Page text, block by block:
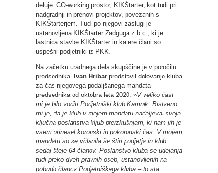
deluje CO-working prostor, KIKŠtarter, kot tudi pri
nadgradnji in prenovi projektov, povezanih s
KIKŠtarterjem. Tudi po njegovi zaslugi je
ustanovljena KIKŠtarter Zadguga z.b.o., ki je
lastnica stavbe KIKŠtarter in katere člani so
uspešni podjetniki iz PKK.
Na začetku uradnega dela skupščine je v poročilu
predsednika Ivan Hribar predstavil delovanje kluba
za čas njegovega podaljšanega mandata
predsednika od oktobra leta 2020: »V veliko čast
mi je bilo voditi Podjetniški klub Kamnik. Bistveno
mi je, da je klub v mojem mandatu nadaljeval svoja
ključna poslanstva kljub preizkušnjam, ki nam jih je
vsem prinesel koronski in pokoronski čas. V mojem
mandatu so se včlanila še štiri podjetja in klub
sedaj šteje 64 članov. Poslanstvo kluba se udejanja
tudi preko dveh pravnih oseb, ustanovljenih na
pobudo članov Podjetniškega kluba – to sta